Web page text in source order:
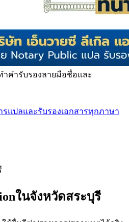
ำคำรับรองลายมือชื่อและ
รแปลและรับรองเอกสารทุกภาษา
ในจังหวัดสระบุรี